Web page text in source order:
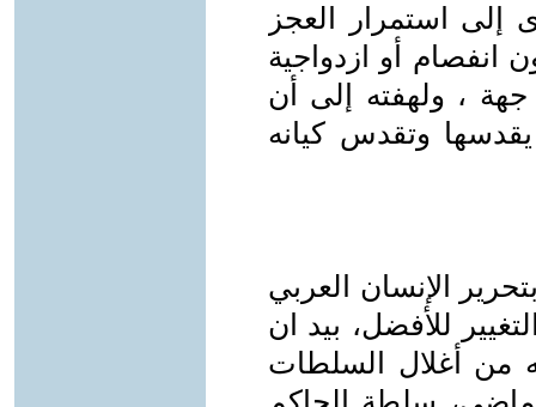
إلى استمرار العجز
أو ازدواجية
جهة ، ولهفته إلى أن
يقدسها وتقدس كيانه
الإنسان العربي
للأفضل، بيد ان
من أغلال السلطات